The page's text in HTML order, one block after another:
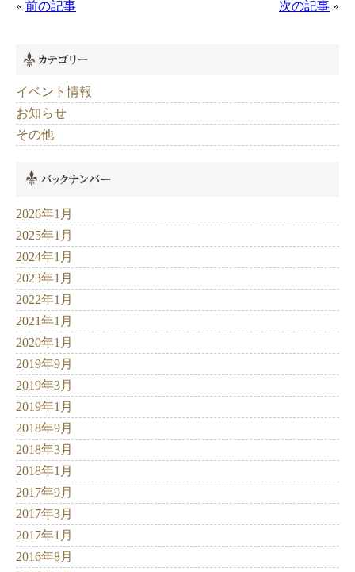
« 前の記事 次の記事 »
イベント情報
お知らせ
その他
2026年1月
2025年1月
2024年1月
2023年1月
2022年1月
2021年1月
2020年1月
2019年9月
2019年3月
2019年1月
2018年9月
2018年3月
2018年1月
2017年9月
2017年3月
2017年1月
2016年8月